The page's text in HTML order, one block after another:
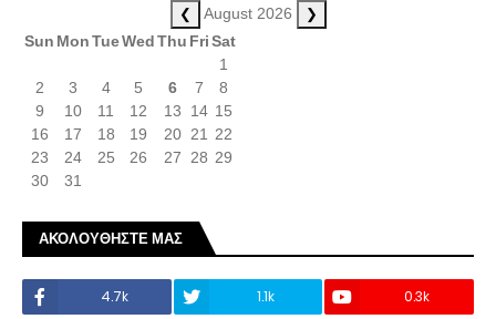
❮ August 2026 ❯
Sun MonTueWedThu FriSat
1
2
3 4 5 6 7
8
9
10 11 12 13 14 15
16
17 18 19 20 21 22
23
24 25 26 27 28 29
30
31
ΑΚΟΛΟΥΘΗΣΤΕ ΜΑΣ
4.7k 1.1k 0.3k